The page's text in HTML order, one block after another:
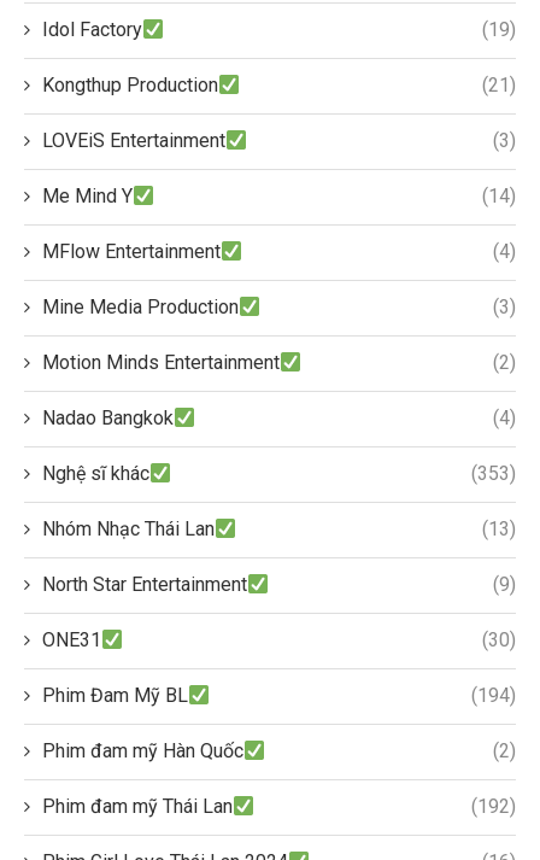
Idol Factory (19)
Kongthup Production (21)
LOVEiS Entertainment (3)
Me Mind Y (14)
MFlow Entertainment (4)
Mine Media Production (3)
Motion Minds Entertainment (2)
Nadao Bangkok (4)
Nghệ sĩ khác (353)
Nhóm Nhạc Thái Lan (13)
North Star Entertainment (9)
ONE31 (30)
Phim Đam Mỹ BL (194)
Phim đam mỹ Hàn Quốc (2)
Phim đam mỹ Thái Lan (192)